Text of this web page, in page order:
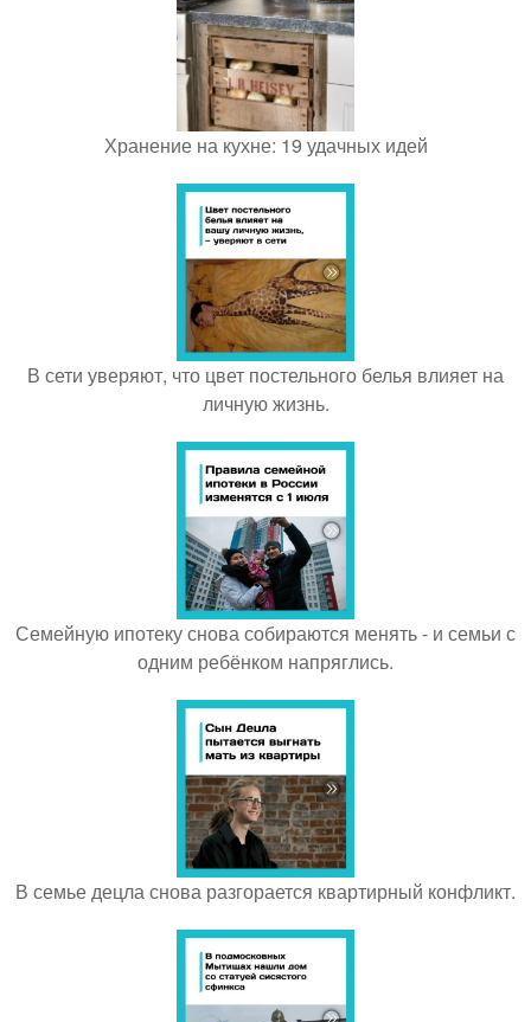
Хранение на кухне: 19 удачных идей
В сети уверяют, что цвет постельного белья влияет на
личную жизнь.
Семейную ипотеку снова собираются менять - и семьи с
одним ребёнком напряглись.
В семье децла снова разгорается квартирный конфликт.